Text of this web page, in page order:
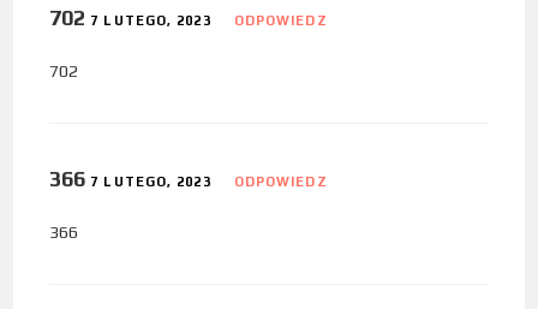
702 7 LUTEGO, 2023 ODPOWIEDZ
702
366 7 LUTEGO, 2023 ODPOWIEDZ
366